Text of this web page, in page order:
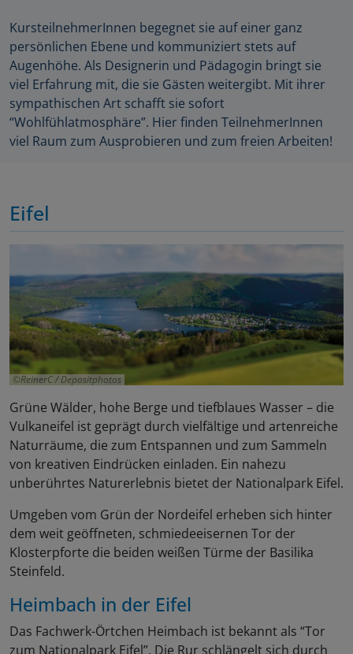
KursteilnehmerInnen begegnet sie auf einer ganz
persönlichen Ebene und kommuniziert stets auf
Augenhöhe. Als Designerin und Pädagogin bringt sie
viel Erfahrung mit, die sie Gästen weitergibt. Mit ihrer
sympathischen Art schafft sie sofort
“Wohlfühlatmosphäre”. Hier finden TeilnehmerInnen
viel Raum zum Ausprobieren und zum freien Arbeiten!
Eifel
ReinerC / Depositphotos
Grüne Wälder, hohe Berge und tiefblaues Wasser – die
Vulkaneifel ist geprägt durch vielfältige und artenreiche
Naturräume, die zum Entspannen und zum Sammeln
von kreativen Eindrücken einladen. Ein nahezu
unberührtes Naturerlebnis bietet der Nationalpark Eifel.
Umgeben vom Grün der Nordeifel erheben sich hinter
dem weit geöffneten, schmiedeeisernen Tor der
Klosterpforte die beiden weißen Türme der Basilika
Steinfeld.
Heimbach in der Eifel
Das Fachwerk-Örtchen Heimbach ist bekannt als “Tor
zum Nationalpark Eifel”. Die Rur schlängelt sich durch